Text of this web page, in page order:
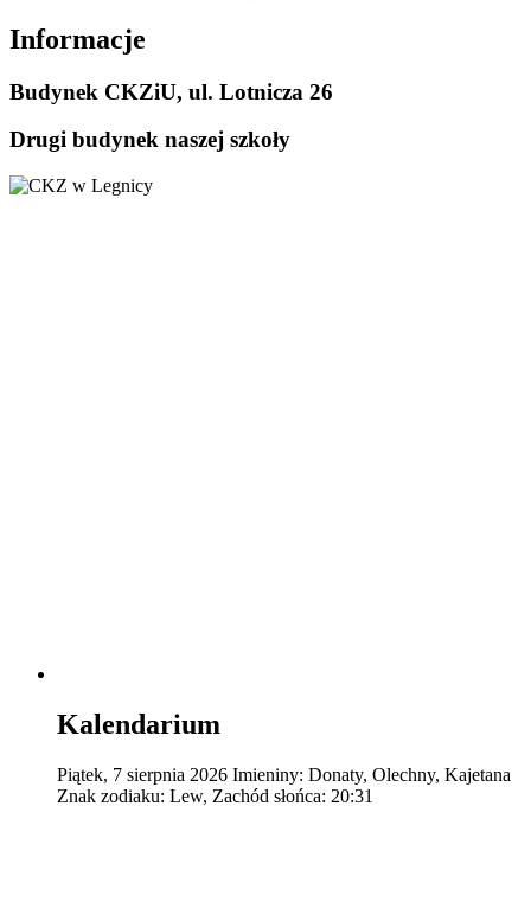
Informacje
Budynek CKZiU, ul. Lotnicza 26
Drugi budynek naszej szkoły
Kalendarium
Piątek, 7 sierpnia 2026 Imieniny: Donaty, Olechny, Kajetana
Znak zodiaku: Lew, Zachód słońca: 20:31